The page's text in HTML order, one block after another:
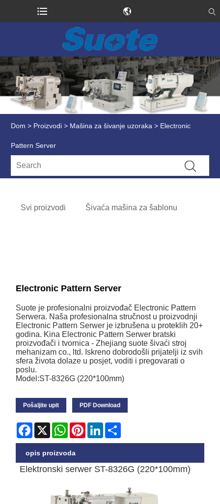
Dom > Proizvodi > Mašina za šivanje uzoraka > Electronic
Pattern Server
Svi proizvodi Šivaća mašina za šablonu
Electronic Pattern Server
Suote je profesionalni proizvođač Electronic Pattern
Serwera. Naša profesionalna stručnost u proizvodnji
Electronic Pattern Serwer je izbrušena u proteklih 20+
godina. Kina Electronic Pattern Serwer bratski
proizvođači i tvornica - Zhejiang suote šivaći stroj
mehanizam co., ltd. Iskreno dobrodošli prijatelji iz svih
sfera života dolaze u posjet, voditi i pregovarati o
poslu.
Model:ST-8326G (220*100mm)
Pošaljite upit PDF Download
Facebook
X WhatsApp
PinterestLinkedIn
opis proizvoda
Elektronski serwer ST-8326G (220*100mm)